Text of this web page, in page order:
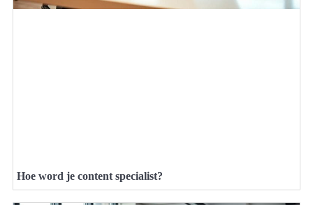
Hoe word je content specialist?